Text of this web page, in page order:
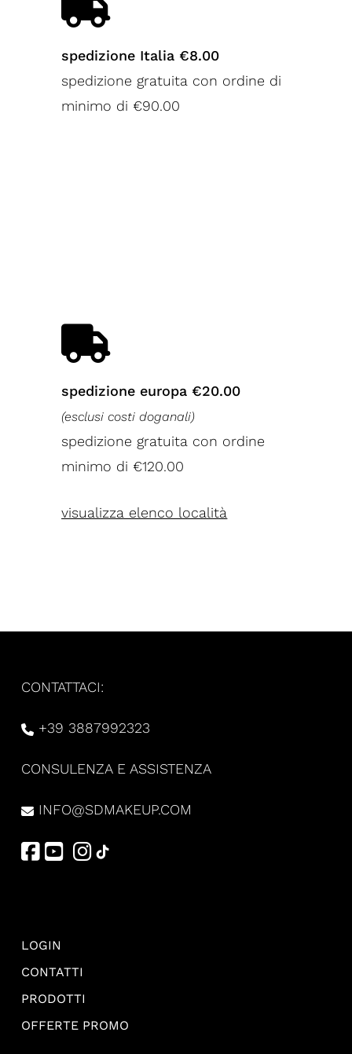
spedizione Italia €8.00
spedizione gratuita con ordine di
minimo di €90.00
spedizione europa €20.00
(esclusi costi doganali)
spedizione gratuita con ordine
minimo di €120.00
visualizza elenco località
CONTATTACI:
+39 3887992323
CONSULENZA E ASSISTENZA
INFO@SDMAKEUP.COM
LOGIN
CONTATTI
PRODOTTI
OFFERTE PROMO